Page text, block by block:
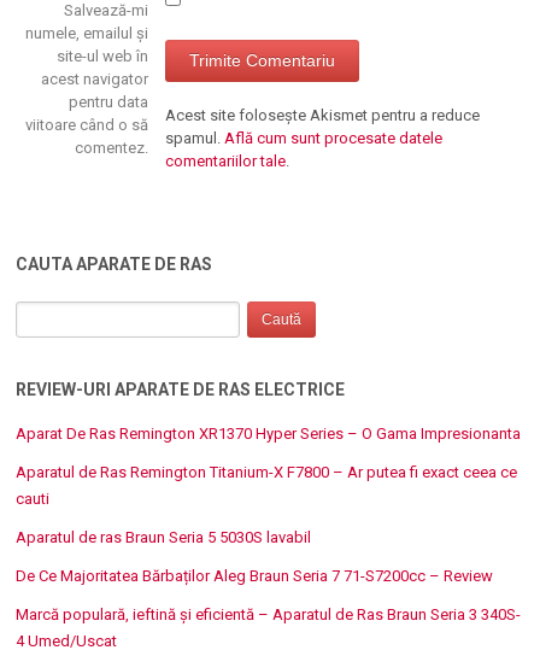
Salvează-mi
numele, emailul și
site-ul web în
acest navigator
pentru data
viitoare când o să
comentez.
Acest site folosește Akismet pentru a reduce
spamul.Află cum sunt procesate datele
comentariilor tale.
CAUTA APARATE DE RAS
REVIEW-URI APARATE DE RAS ELECTRICE
Aparat De Ras Remington XR1370 Hyper Series – O Gama Impresionanta
Aparatul de Ras Remington Titanium-X F7800 – Ar putea fi exact ceea ce
cauti
Aparatul de ras Braun Seria 5 5030S lavabil
De Ce Majoritatea Bărbaților Aleg Braun Seria 7 71-S7200cc – Review
Marcă populară, ieftină și eficientă – Aparatul de Ras Braun Seria 3 340S-
4 Umed/Uscat